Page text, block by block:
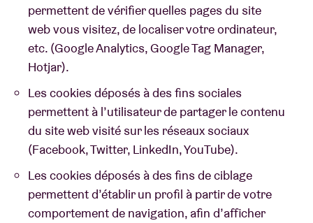
permettent de vérifier quelles pages du site
web vous visitez, de localiser votre ordinateur,
etc. (Google Analytics, Google Tag Manager,
Hotjar).
Les cookies déposés à des fins sociales
permettent à l’utilisateur de partager le contenu
du site web visité sur les réseaux sociaux
(Facebook, Twitter, LinkedIn, YouTube).
Les cookies déposés à des fins de ciblage
permettent d’établir un profil à partir de votre
comportement de navigation, afin d’afficher